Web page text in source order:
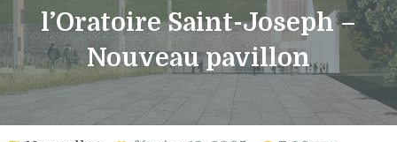
l’Oratoire Saint-Joseph –
Nouveau pavillon